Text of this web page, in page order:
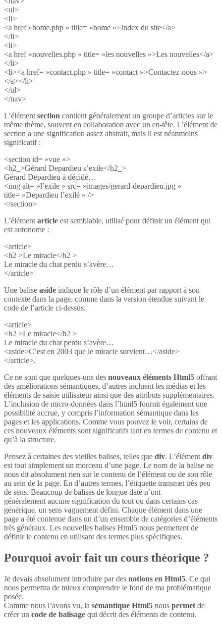
<ul>
<li>
<a href »home.php » title= »home »>Index du site</a>
</li>
<li>
<a href »nouvelles.php » title= »les nouvelles »>Les nouvelles</a>
</li>
<li><a href= »contact.php » title= »contact »>Contactez-nous »>
</a></li>
</ul>
</nav>
L’élément section contient généralement un groupe d’articles sur le
même thème, souvent en collaboration avec un en-tête. L’élément de
section a une signification assez abstrait, mais il est néanmoins
significatif :
<section id= »vue »>
<h2_>Gérard Depardieu s’exile</h2_>
Gérard Depardieu à décidé…
<img alt= »l’exile » src= »images/gerard-depardieu.jpg »
title= »Depardieu l’exilé » />
</section>
L’élément article est semblable, utilisé pour définir un élément qui
est autonome :
<article>
<h2 >Le miracle</h2 >
Le miracle du chat perdu s’avère…
</article>
Une balise aside indique le rôle d’un élément par rapport à son
contexte dans la page, comme dans la version étendue suivant le
code de l’article ci-dessus:
<article>
<h2 >Le miracle</h2 >
Le miracle du chat perdu s’avère…
<aside>C’est en 2003 que le miracle survient…</aside>
</article>.
Ce ne sont que quelques-uns des nouveaux éléments Html5 offrant
des améliorations sémantiques, d’autres incluent les médias et les
éléments de saisie utilisateur ainsi que des attributs supplémentaires.
L’inclusion de micro-données dans l’html5 fournit également une
possibilité accrue, y compris l’information sémantique dans les
pages et les applications. Comme vous pouvez le voir, certains de
ces nouveaux éléments sont significatifs tant en termes de contenu et
qu’à la structure.
Pensez à certaines des vieilles balises, telles que div. L’élément div
est tout simplement un morceau d’une page. Le nom de la balise ne
nous dit absolument rien sur le contenu de l’élément ou de son rôle
au sein de la page. En d’autres termes, l’étiquette transmet très peu
de sens. Beaucoup de balises de longue date n’ont
généralement aucune signification du tout ou dans certains cas
générique, un sens vaguement défini. Chaque élément dans une
page a été contenue dans un d’un ensemble de catégories d’éléments
très généraux. Les nouvelles balises Html5 nous permettent de
définir le contenu en utilisant des termes plus spécifiques.
Pourquoi avoir fait un cours théorique ?
Je devais absolument introduire par des notions en Html5. Ce qui
nous permettra de mieux comprendre le fond de ma problématique
posée.
Comme nous l’avons vu, la sémantique Html5 nous permet de
créer un code de balisage qui décrit des éléments de contenu.